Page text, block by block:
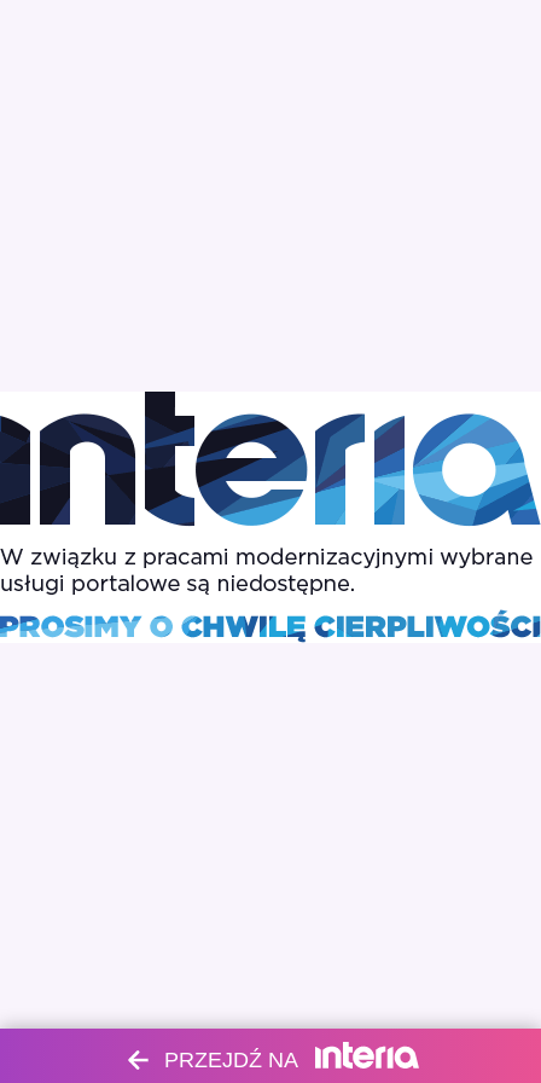
PRZEJDŹ NA